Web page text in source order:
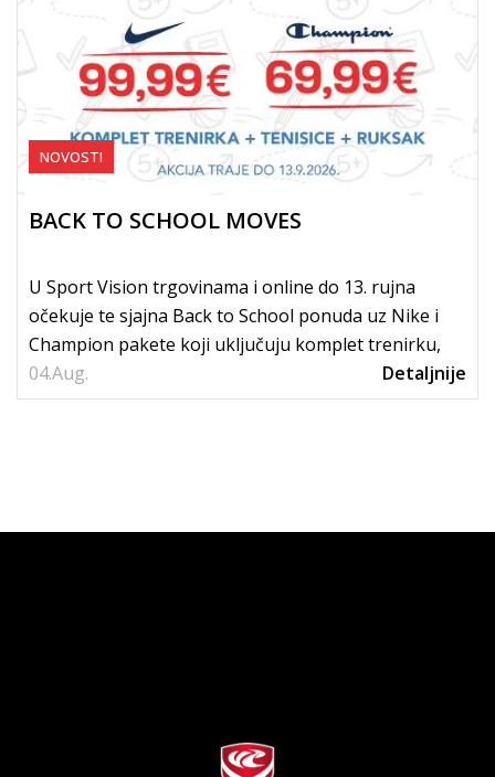
04.Aug.
NOVOSTI
BACK TO SCHOOL MOVES
U Sport Vision trgovinama i online do 13. rujna
očekuje te sjajna Back to School ponuda uz Nike i
Champion pakete koji uključuju komplet trenirku,
tenisice i...
Detaljnije